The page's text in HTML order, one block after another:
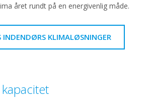
året rundt på en energivenlig måde.
INDENDØRS KLIMALØSNINGER